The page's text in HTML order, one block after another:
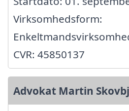
Virksomhedsform:
CVR: 45850137
Advokat Martin